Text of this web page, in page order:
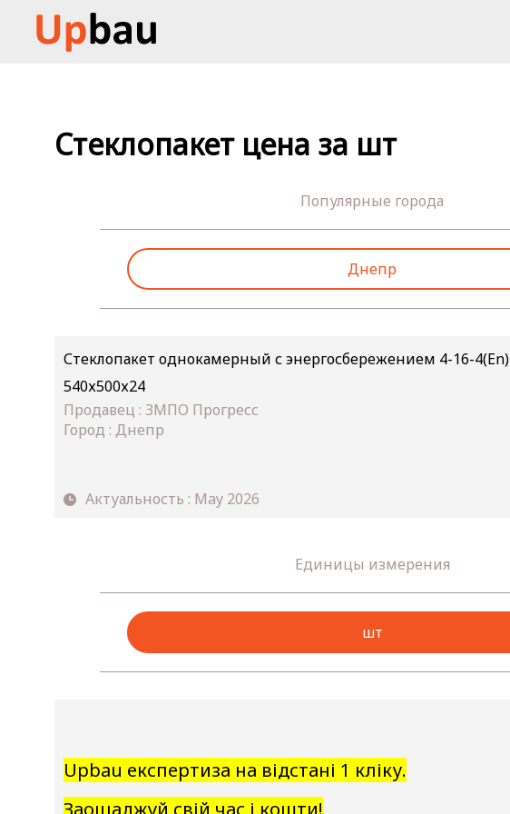
Стеклопакет цена за шт
Популярные города
Днепр
Стеклопакет однокамерный с энергосбережением 4-16-4(En)
540х500х24
Продавец : ЗМПО Прогресс
Город : Днепр
Актуальность : May 2026
Единицы измерения
шт
Upbau експертиза на відстані 1 кліку.